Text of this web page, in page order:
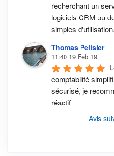
recherchant un
logiciels CRM ou
simples d'utilisation.
Thomas Pelisier
11:40 19 Feb 19
comptabilité
sécurisé, je
réactif
Avis